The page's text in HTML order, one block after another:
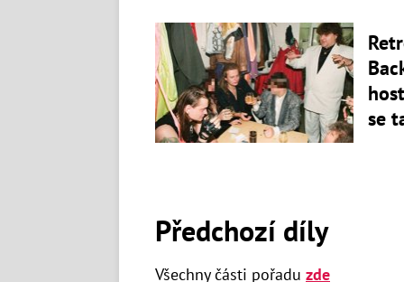
se
Předchozí díly
Všechny části pořadu zde